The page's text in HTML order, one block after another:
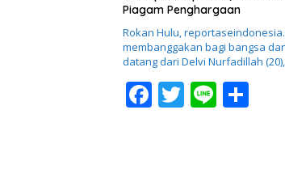
Piagam Penghargaan
Rokan Hulu,
membanggakan bagi bangsa
datang dari Delvi Nurfadillah
F T Li